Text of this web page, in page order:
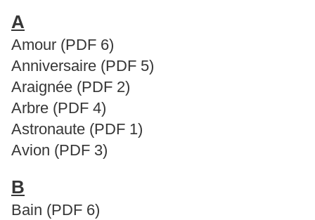
A
Amour (PDF 6)
Anniversaire (PDF 5)
Araignée (PDF 2)
Arbre (PDF 4)
Astronaute (PDF 1)
Avion (PDF 3)
B
Bain (PDF 6)